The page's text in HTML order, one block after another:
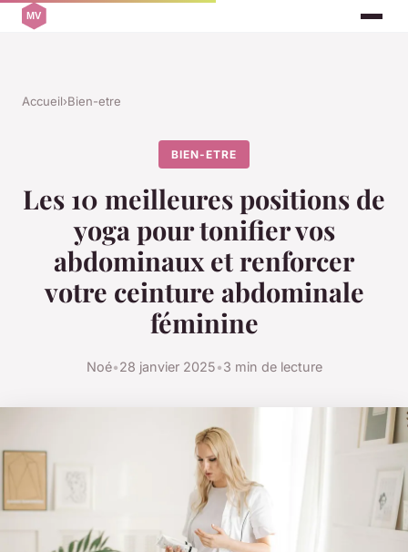
Accueil›Bien-etre
BIEN-ETRE
Les 10 meilleures positions de
yoga pour tonifier vos
abdominaux et renforcer
votre ceinture abdominale
féminine
Noé•28 janvier 2025•3 min de lecture